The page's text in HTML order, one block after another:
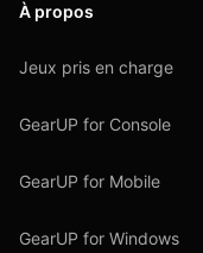
À propos
Jeux pris en charge
GearUP for Console
GearUP for Mobile
GearUP for Windows